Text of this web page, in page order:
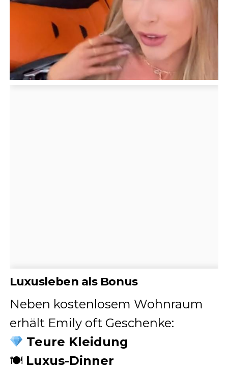
Luxusleben als Bonus
Neben kostenlosem Wohnraum
erhält Emily oft Geschenke:
Teure Kleidung
🍽 Luxus-Dinner